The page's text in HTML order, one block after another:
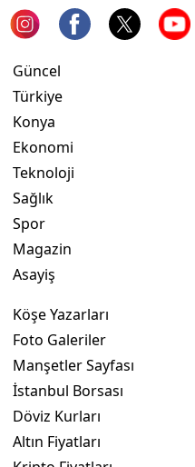
Güncel
Türkiye
Konya
Ekonomi
Teknoloji
Sağlık
Spor
Magazin
Asayiş
Köşe Yazarları
Foto Galeriler
Manşetler Sayfası
İstanbul Borsası
Döviz Kurları
Altın Fiyatları